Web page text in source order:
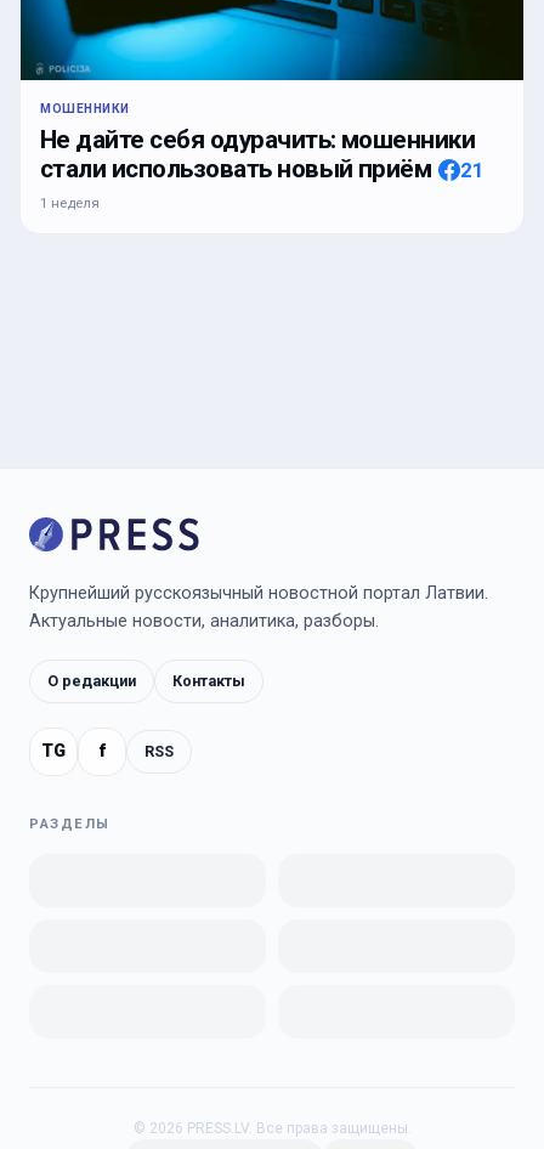
МОШЕННИКИ
Не дайте себя одурачить: мошенники
стали использовать новый приём
21
1 неделя
Крупнейший русскоязычный новостной портал Латвии.
Актуальные новости, аналитика, разборы.
О редакции Контакты
TG f RSS
РАЗДЕЛЫ
© 2026 PRESS.LV. Все права защищены.